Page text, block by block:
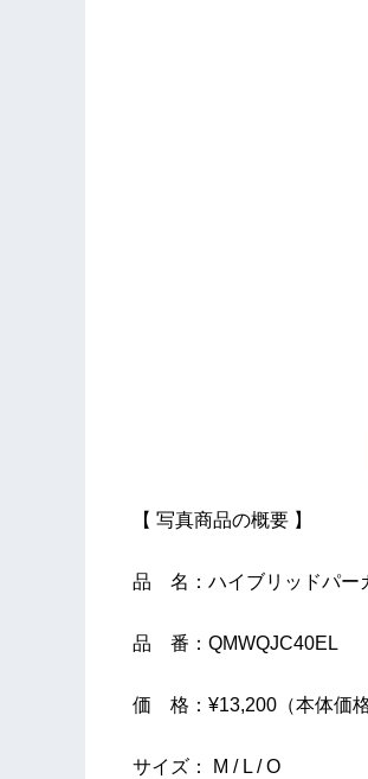
【 写真商品の概要 】
品 名：ハイブリッドパー
品 番：QMWQJC40EL
価 格：¥13,200（本体価格
サイズ： M / L / O